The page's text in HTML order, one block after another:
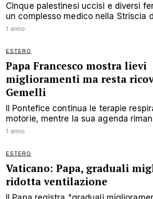
Cinque palestinesi uccisi e diversi
un complesso medico nella Striscia
1 anno
ESTERO
Papa Francesco mostra lievi
miglioramenti ma resta
Gemelli
Il Pontefice continua le terapie
motorie, mentre la sua agenda
1 anno
ESTERO
Vaticano: Papa, graduali
ridotta ventilazione